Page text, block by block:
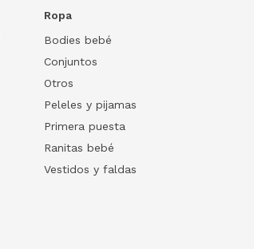
Ropa
Bodies bebé
Conjuntos
Otros
Peleles y pijamas
Primera puesta
Ranitas bebé
Vestidos y faldas